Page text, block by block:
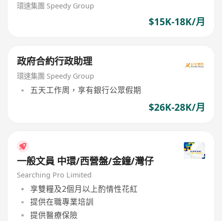
環速集團 Speedy Group
$15K-18K/月
政府合約行政助理
環速集團 Speedy Group
五天工作周，享有銀行公眾假期
$26K-28K/月
一般文員 中環/西營盤/金鐘/灣仔
Searching Pro Limited
享雙糧及2個月以上酌情性花紅
提供在職專業培訓
提供醫療保險